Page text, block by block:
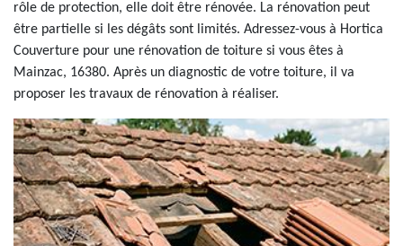
rôle de protection, elle doit être rénovée. La rénovation peut
être partielle si les dégâts sont limités. Adressez-vous à Hortica
Couverture pour une rénovation de toiture si vous êtes à
Mainzac, 16380. Après un diagnostic de votre toiture, il va
proposer les travaux de rénovation à réaliser.